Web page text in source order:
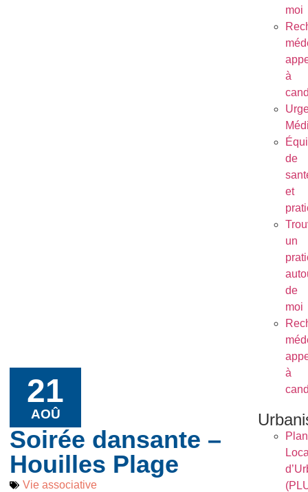
moi
à
de
et
un
de
moi
à
Plan
21
AOÛ
Soirée dansante –
Houilles Plage
Vie associative